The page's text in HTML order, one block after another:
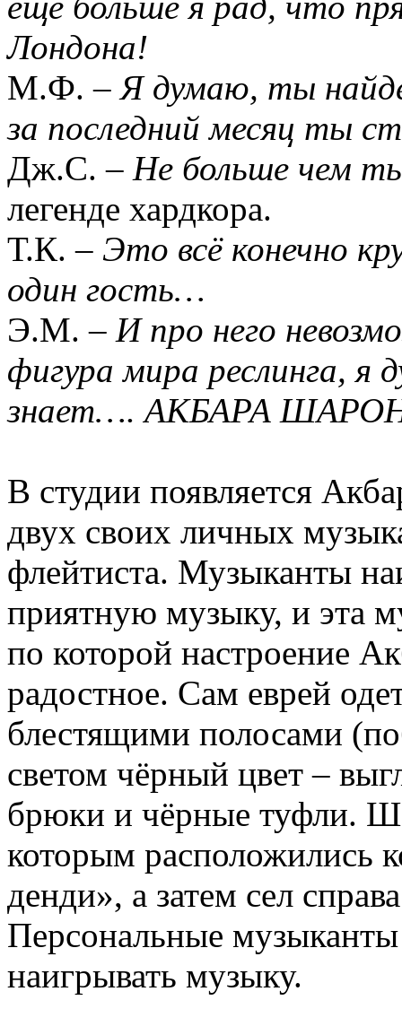
Лондона!
М.Ф. –Я думаю, ты
за последний месяц ты
Дж.С. – Не больше чем
легенде хардкора.
Т.К. – Это всё конечно
один гость…
Э.М. – И про него
фигура мира реслинга,
знает…. АКБАРА
В студии появляется
двух своих личных
флейтиста. Музыканты
приятную музыку, и эта
по которой настроение
радостное. Сам еврей
блестящими полосами
светом чёрный цвет –
брюки и чёрные туфли.
которым расположились
денди», а затем сел
Персональные
наигрывать музыку.